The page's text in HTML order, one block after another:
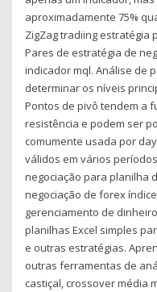
aproximadamente 75%
ZigZag tradiing estratégia
Pares de estratégia de
indicador mql. Análise de
determinar os níveis
Pontos de pivô tendem a
resistência e podem ser
comumente usada por
válidos em vários
negociação para planilha
negociação de forex
gerenciamento de
planilhas Excel simples
e outras estratégias.
outras ferramentas de
castiçal, crossover média